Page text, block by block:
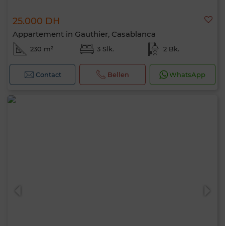
25.000 DH
Appartement in Gauthier, Casablanca
230 m² 3 Slk. 2 Bk.
Contact Bellen WhatsApp